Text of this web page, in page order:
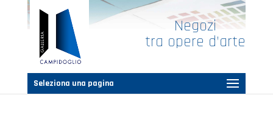
Negozi
tra opere d’arte
Seleziona una pagina